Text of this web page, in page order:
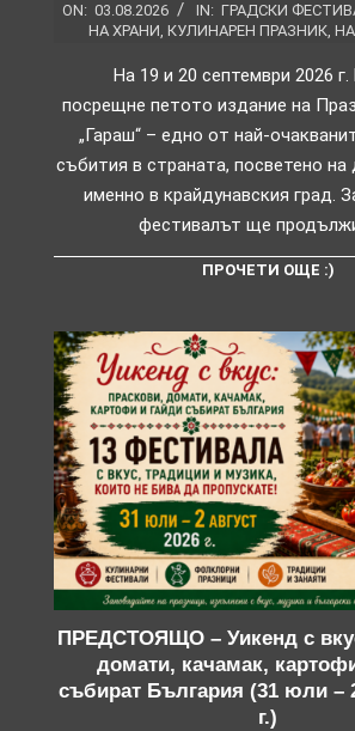
ON: 03.08.2026 IN: ГРАДСКИ
НА ХРАНИ, КУЛИНАРЕН ПРАЗНИК,
На 19 и 20 септември 2026
посрещне петото издание на
„Гараш“ – едно от най-
събития в страната, посветено на
именно в крайдунавския град.
фестивалът ще
ПРОЧЕТИ ОЩЕ :)
ПРЕДСТОЯЩО – Уикенд с
домати, качамак,
събират България (31 юли –
г.)